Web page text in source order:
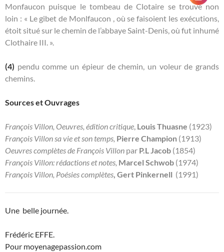
Monfaucon puisque le tombeau de Clotaire se trouve non
loin : « Le gibet de Monlfaucon , où se faisoient les exécutions,
étoit situé sur le chemin de l’abbaye Saint-Denis, où fut inhumé
Clothaire III. ».
(4) pendu comme un épieur de chemin, un voleur de grands
chemins.
Sources et Ouvrages
François Villon, Oeuvres, édition critique, Louis Thuasne (1923)
François Villon sa vie et son temps, Pierre Champion (1913)
Oeuvres complètes de François Villon par P.L Jacob (1854)
François Villon: rédactions et notes, Marcel Schwob (1974)
François Villon, Poésies complètes, Gert Pinkernell (1991)
Une belle journée.
Frédéric EFFE.
Pour moyenagepassion.com